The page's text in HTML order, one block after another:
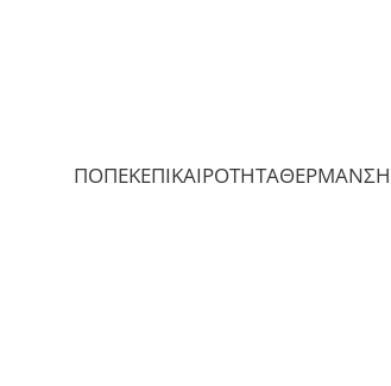
ΠΟΠΕΚΕΠΙΚΑΙΡΟΤΗΤΑΘΕΡΜΑΝΣΗ